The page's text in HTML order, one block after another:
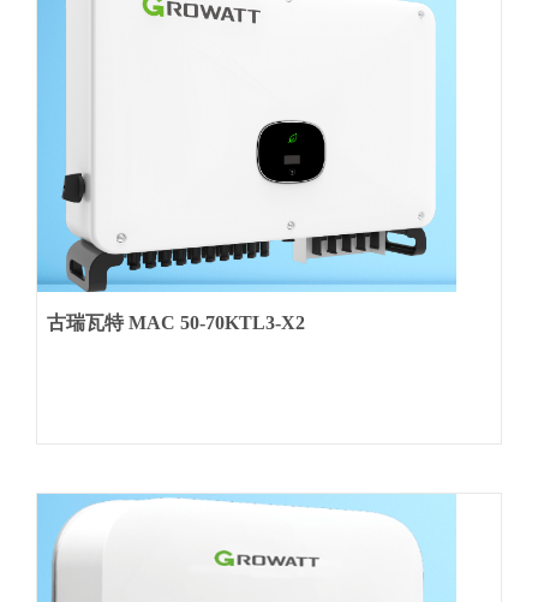
古瑞瓦特 MAC 50-70KTL3-X2